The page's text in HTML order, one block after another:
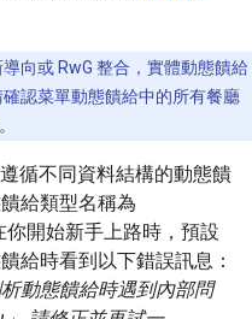
向或 RwG 整合，實體動態饋給
認菜單動態饋給中的所有餐廳
循不同資料結構的動態饋
給類型名稱為
你開始新手上路時，預設
給時看到以下錯誤訊息：
動態饋給時遇到內部問